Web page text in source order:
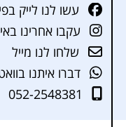
עשו לנו לייק
עקבו אחרינו
שלחו לנו מייל
דברו איתנו
052-2548381